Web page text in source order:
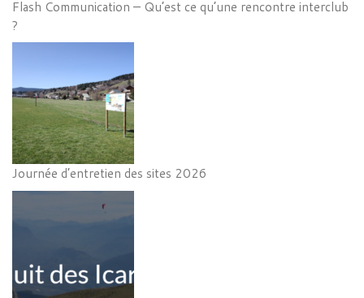
Flash Communication – Qu’est ce qu’une rencontre interclub
?
Journée d’entretien des sites 2026